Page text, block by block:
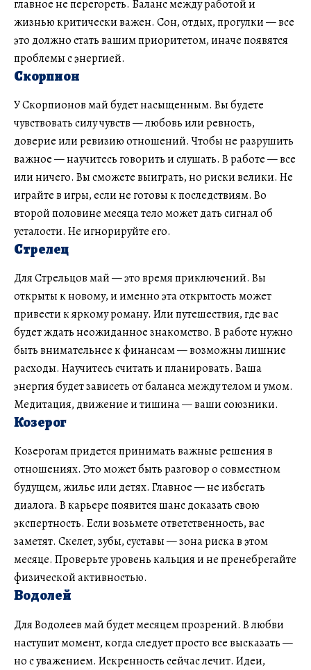
главное не перегореть. Баланс между работой и
жизнью критически важен. Сон, отдых, прогулки — все
это должно стать вашим приоритетом, иначе появятся
проблемы с энергией.
Скорпион
У Скорпионов май будет насыщенным. Вы будете
чувствовать силу чувств — любовь или ревность,
доверие или ревизию отношений. Чтобы не разрушить
важное — научитесь говорить и слушать. В работе — все
или ничего. Вы сможете выиграть, но риски велики. Не
играйте в игры, если не готовы к последствиям. Во
второй половине месяца тело может дать сигнал об
усталости. Не игнорируйте его.
Стрелец
Для Стрельцов май — это время приключений. Вы
открыты к новому, и именно эта открытость может
привести к яркому роману. Или путешествия, где вас
будет ждать неожиданное знакомство. В работе нужно
быть внимательнее к финансам — возможны лишние
расходы. Научитесь считать и планировать. Ваша
энергия будет зависеть от баланса между телом и умом.
Медитация, движение и тишина — ваши союзники.
Козерог
Козерогам придется принимать важные решения в
отношениях. Это может быть разговор о совместном
будущем, жилье или детях. Главное — не избегать
диалога. В карьере появится шанс доказать свою
экспертность. Если возьмете ответственность, вас
заметят. Скелет, зубы, суставы — зона риска в этом
месяце. Проверьте уровень кальция и не пренебрегайте
физической активностью.
Водолей
Для Водолеев май будет месяцем прозрений. В любви
наступит момент, когда следует просто все высказать —
но с уважением. Искренность сейчас лечит. Идеи,